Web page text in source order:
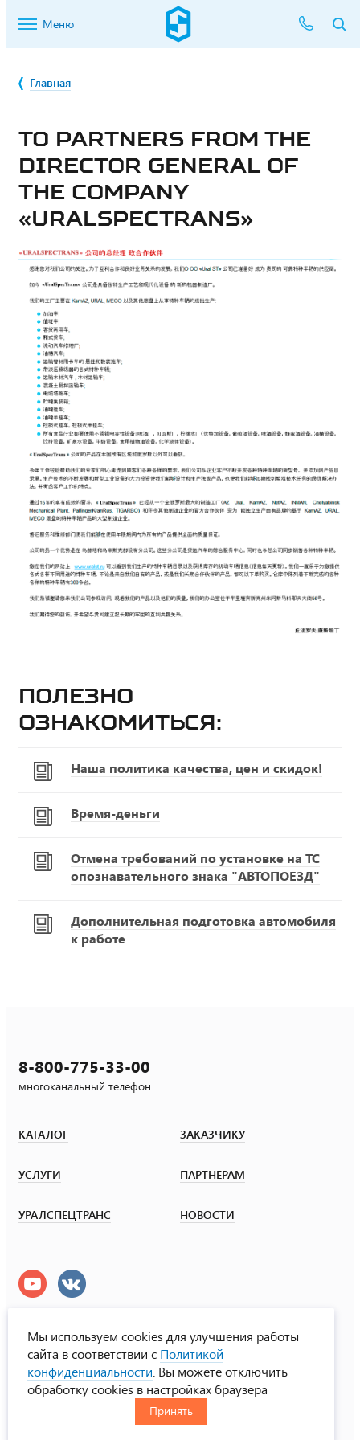
Меню
Главная
TO PARTNERS FROM THE
DIRECTOR GENERAL OF
THE COMPANY
«URALSPECTRANS»
Полезно
ознакомиться:
Наша политика качества, цен и скидок!
Время-деньги
Отмена требований по установке на ТС
опознавательного знака "АВТОПОЕЗД"
Дополнительная подготовка автомобиля
к работе
8-800-775-33-00
многоканальный телефон
КАТАЛОГ ЗАКАЗЧИКУ
УСЛУГИ ПАРТНЕРАМ
УРАЛСПЕЦТРАНС НОВОСТИ
УралСпецТранс
© ООО «Урал СТ», 2000-2026
Политика конфиденциальности
CHN
Мы используем cookies для улучшения работы
сайта в соответствии с Политикой
конфиденциальности . Вы можете отключить
обработку cookies в настройках браузера
Принять